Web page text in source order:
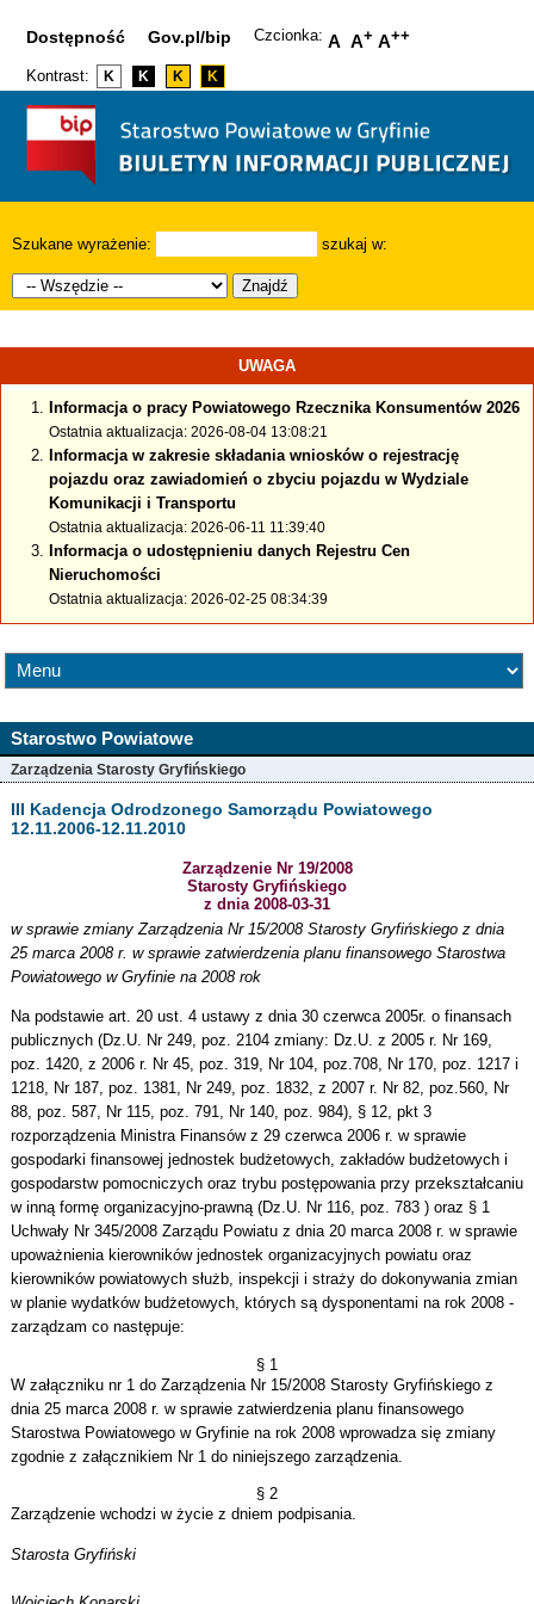
Dostępność Gov.pl/bip Czcionka: A A+ A++
Kontrast: K K K K
Szukane wyrażenie: szukaj w:
Znajdź
UWAGA
Informacja o pracy Powiatowego Rzecznika Konsumentów 2026
Ostatnia aktualizacja: 2026-08-04 13:08:21
Informacja w zakresie składania wniosków o rejestrację
pojazdu oraz zawiadomień o zbyciu pojazdu w Wydziale
Komunikacji i Transportu
Ostatnia aktualizacja: 2026-06-11 11:39:40
Informacja o udostępnieniu danych Rejestru Cen
Nieruchomości
Ostatnia aktualizacja: 2026-02-25 08:34:39
Starostwo Powiatowe
Zarządzenia Starosty Gryfińskiego
III Kadencja Odrodzonego Samorządu Powiatowego
12.11.2006-12.11.2010
Zarządzenie Nr 19/2008
Starosty Gryfińskiego
z dnia 2008-03-31
w sprawie zmiany Zarządzenia Nr 15/2008 Starosty Gryfińskiego z dnia
25 marca 2008 r. w sprawie zatwierdzenia planu finansowego Starostwa
Powiatowego w Gryfinie na 2008 rok
Na podstawie art. 20 ust. 4 ustawy z dnia 30 czerwca 2005r. o finansach
publicznych (Dz.U. Nr 249, poz. 2104 zmiany: Dz.U. z 2005 r. Nr 169,
poz. 1420, z 2006 r. Nr 45, poz. 319, Nr 104, poz.708, Nr 170, poz. 1217 i
1218, Nr 187, poz. 1381, Nr 249, poz. 1832, z 2007 r. Nr 82, poz.560, Nr
88, poz. 587, Nr 115, poz. 791, Nr 140, poz. 984), § 12, pkt 3
rozporządzenia Ministra Finansów z 29 czerwca 2006 r. w sprawie
gospodarki finansowej jednostek budżetowych, zakładów budżetowych i
gospodarstw pomocniczych oraz trybu postępowania przy przekształcaniu
w inną formę organizacyjno-prawną (Dz.U. Nr 116, poz. 783 ) oraz § 1
Uchwały Nr 345/2008 Zarządu Powiatu z dnia 20 marca 2008 r. w sprawie
upoważnienia kierowników jednostek organizacyjnych powiatu oraz
kierowników powiatowych służb, inspekcji i straży do dokonywania zmian
w planie wydatków budżetowych, których są dysponentami na rok 2008 -
zarządzam co następuje:
§ 1
W załączniku nr 1 do Zarządzenia Nr 15/2008 Starosty Gryfińskiego z
dnia 25 marca 2008 r. w sprawie zatwierdzenia planu finansowego
Starostwa Powiatowego w Gryfinie na rok 2008 wprowadza się zmiany
zgodnie z załącznikiem Nr 1 do niniejszego zarządzenia.
§ 2
Zarządzenie wchodzi w życie z dniem podpisania.
Starosta Gryfiński